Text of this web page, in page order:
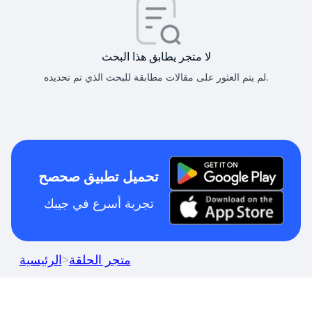
لا متجر يطابق هذا البحث
لم يتم العثور على مقالات مطابقة للبحث الذي تم تحديده.
تحميل تطبيق صحصح
تجربة أسرع في جيبك
الرئيسية>متجر الحلقة